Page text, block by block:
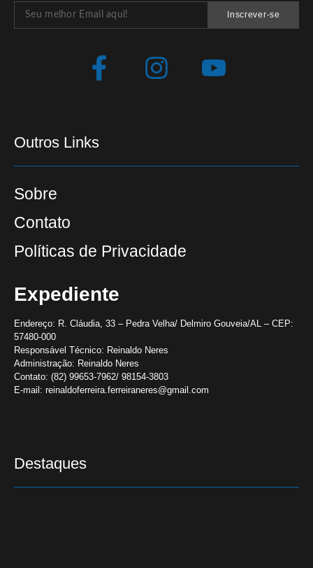
Inscrever-se
Outros Links
Sobre
Contato
Políticas de Privacidade
Expediente
Endereço: R. Cláudia, 33 – Pedra Velha/ Delmiro Gouveia/AL – CEP:
57480-000
Responsável Técnico: Reinaldo Neres
Administração: Reinaldo Neres
Contato: (82) 99653-7962/ 98154-3803
E-mail: reinaldoferreira.ferreiraneres@gmail.com
Destaques